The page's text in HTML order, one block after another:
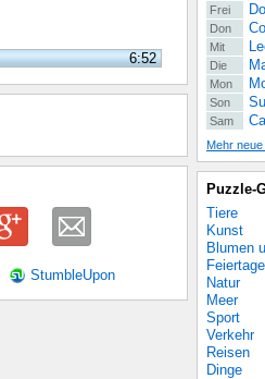
6:52
StumbleUpon
Frei
Don
Mit
Die
Mon
Son
Sam
Mehr
Puzzle-
Tiere
Kunst
Blumen
Feiertage
Natur
Meer
Sport
Verkehr
Reisen
Dinge